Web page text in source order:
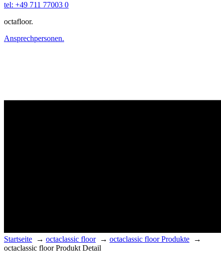
tel: +49 711 77003 0
octafloor.
Ansprechpersonen.
Startseite → octaclassic floor→ octaclassic floor Produkte →
octaclassic floor Produkt Detail